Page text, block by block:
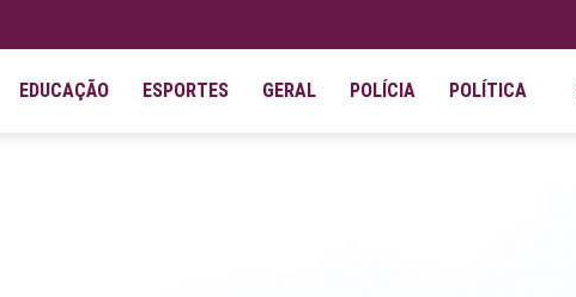
EDUCAÇÃO ESPORTES GERAL POLÍCIA POLÍTICA